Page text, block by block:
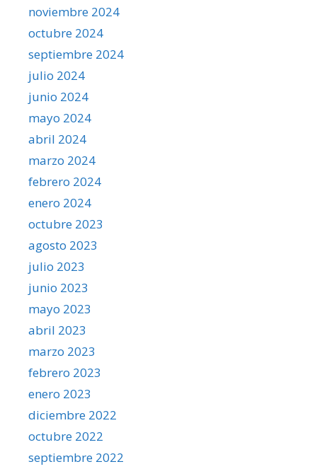
noviembre 2024
octubre 2024
septiembre 2024
julio 2024
junio 2024
mayo 2024
abril 2024
marzo 2024
febrero 2024
enero 2024
octubre 2023
agosto 2023
julio 2023
junio 2023
mayo 2023
abril 2023
marzo 2023
febrero 2023
enero 2023
diciembre 2022
octubre 2022
septiembre 2022